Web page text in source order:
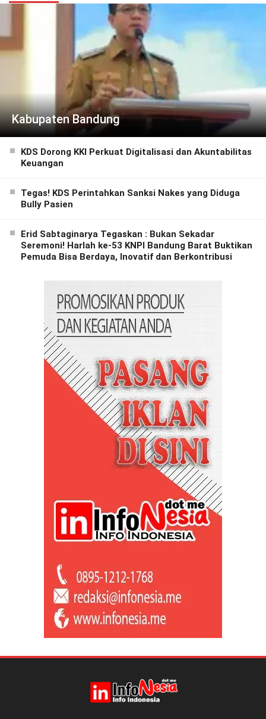
Kabupaten Bandung
KDS Dorong KKI Perkuat Digitalisasi dan Akuntabilitas
Keuangan
Tegas! KDS Perintahkan Sanksi Nakes yang Diduga
Bully Pasien
Erid Sabtaginarya Tegaskan : Bukan Sekadar
Seremoni! Harlah ke-53 KNPI Bandung Barat Buktikan
Pemuda Bisa Berdaya, Inovatif dan Berkontribusi